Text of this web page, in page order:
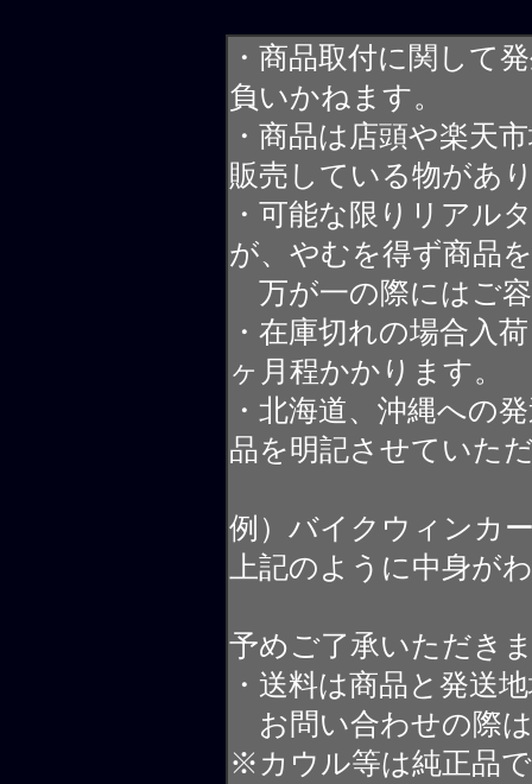
・商品取付に関して
負いかねます。
・商品は店頭や楽天
販売している物があ
・可能な限りリアル
が、やむを得ず商品
万が一の際にはご
・在庫切れの場合入
ヶ月程かかります。
・北海道、沖縄への
品を明記させていた
例）バイクウィンカ
上記のように中身が
予めご了承いただき
・送料は商品と発送
お問い合わせの際
※カウル等は純正品